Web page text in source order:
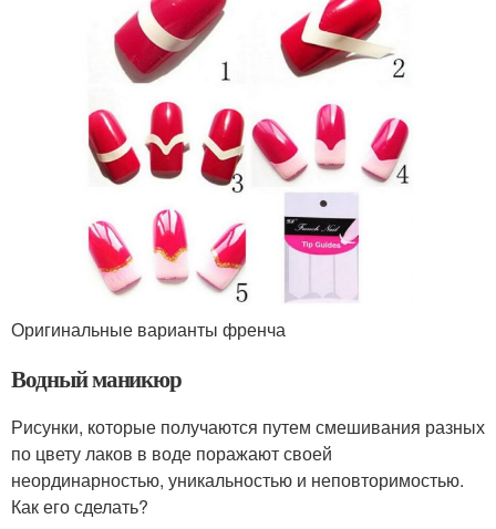
Оригинальные варианты френча
Водный маникюр
Рисунки, которые получаются путем смешивания разных
по цвету лаков в воде поражают своей
неординарностью, уникальностью и неповторимостью.
Как его сделать?